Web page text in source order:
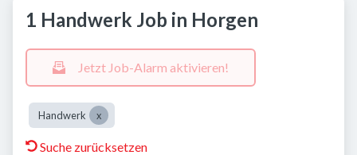
1 Handwerk Job in Horgen
Jetzt Job-Alarm aktivieren!
Handwerk
Suche zurücksetzen